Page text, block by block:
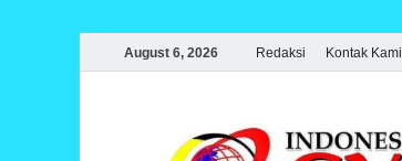
August 6, 2026 Redaksi Kontak Kami